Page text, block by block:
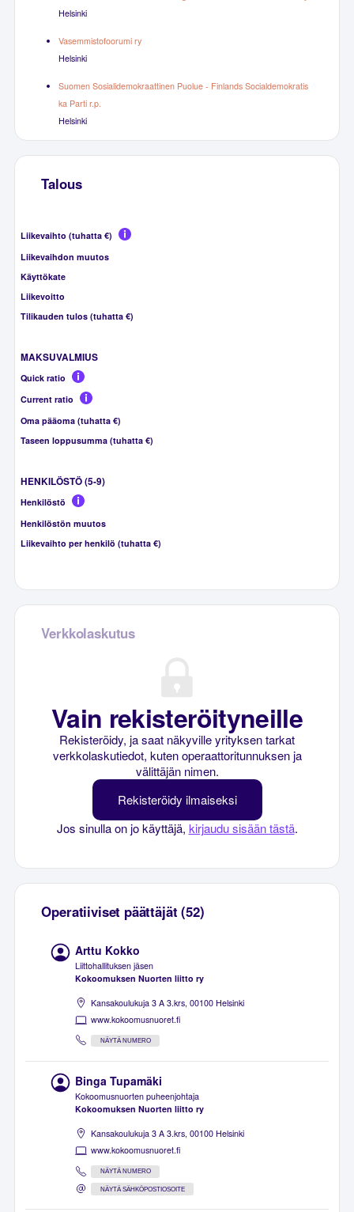
Helsinki
Vasemmistofoorumi ry
Helsinki
Suomen Sosialidemokraattinen Puolue - Finlands Socialdemokratis
ka Parti r.p.
Helsinki
Talous
Liikevaihto (tuhatta €)
Liikevaihdon muutos
Käyttökate
Liikevoitto
Tilikauden tulos (tuhatta €)
MAKSUVALMIUS
Quick ratio
Current ratio
Oma pääoma (tuhatta €)
Taseen loppusumma (tuhatta €)
HENKILÖSTÖ (5-9)
Henkilöstö
Henkilöstön muutos
Liikevaihto per henkilö (tuhatta €)
Verkkolaskutus
Vain rekisteröityneille
Rekisteröidy, ja saat näkyville yrityksen tarkat
verkkolaskutiedot, kuten operaattoritunnuksen ja
välittäjän nimen.
Rekisteröidy ilmaiseksi
Jos sinulla on jo käyttäjä, kirjaudu sisään tästä.
Operatiiviset päättäjät (52)
Arttu Kokko
Liittohallituksen jäsen
Kokoomuksen Nuorten liitto ry
Kansakoulukuja 3 A 3.krs, 00100 Helsinki
www.kokoomusnuoret.fi
NÄYTÄ NUMERO
Binga Tupamäki
Kokoomusnuorten puheenjohtaja
Kokoomuksen Nuorten liitto ry
Kansakoulukuja 3 A 3.krs, 00100 Helsinki
www.kokoomusnuoret.fi
NÄYTÄ NUMERO
NÄYTÄ SÄHKÖPOSTIOSOITE